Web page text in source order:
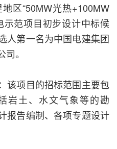
区“50MW光热+100MW
示范项目初步设计中标候
人第一名为中国电建集团
。
该项目的招标范围主要包
岩土、水文气象等的勘
报告编制、各项专题设计